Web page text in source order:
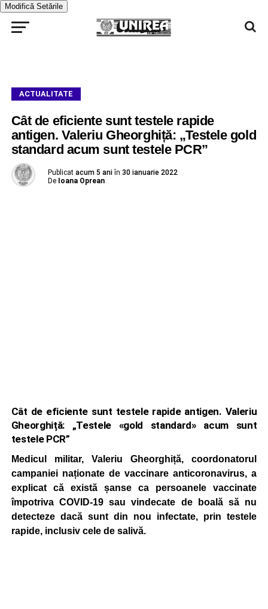
Modifică Setările
ACTUALITATE
Cât de eficiente sunt testele rapide
antigen. Valeriu Gheorghiță: „Testele gold
standard acum sunt testele PCR”
Publicat acum 5 ani în 30 ianuarie 2022
De Ioana Oprean
Cât de eficiente sunt testele rapide antigen. Valeriu
Gheorghiță: „Testele «gold standard» acum sunt
testele PCR”
Medicul militar, Valeriu Gheorghiță, coordonatorul
campaniei naționate de vaccinare anticoronavirus, a
explicat că există șanse ca persoanele vaccinate
împotriva COVID-19 sau vindecate de boală să nu
detecteze dacă sunt din nou infectate, prin testele
rapide, inclusiv cele de salivă.